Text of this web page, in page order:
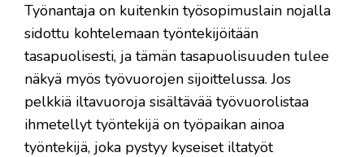
Työnantaja on kuitenkin työsopimuslain nojalla
sidottu kohtelemaan työntekijöitään
tasapuolisesti, ja tämän tasapuolisuuden tulee
näkyä myös työvuorojen sijoittelussa. Jos
pelkkiä iltavuoroja sisältävää työvuorolistaa
ihmetellyt työntekijä on työpaikan ainoa
työntekijä, joka pystyy kyseiset iltatyöt